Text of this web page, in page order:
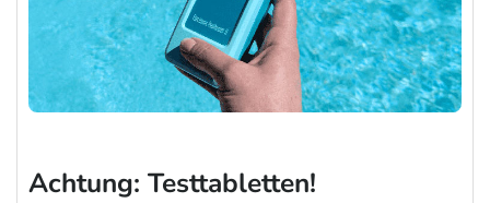
Achtung: Testtabletten!